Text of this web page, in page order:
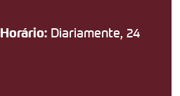
Horário: Diariamente, 24